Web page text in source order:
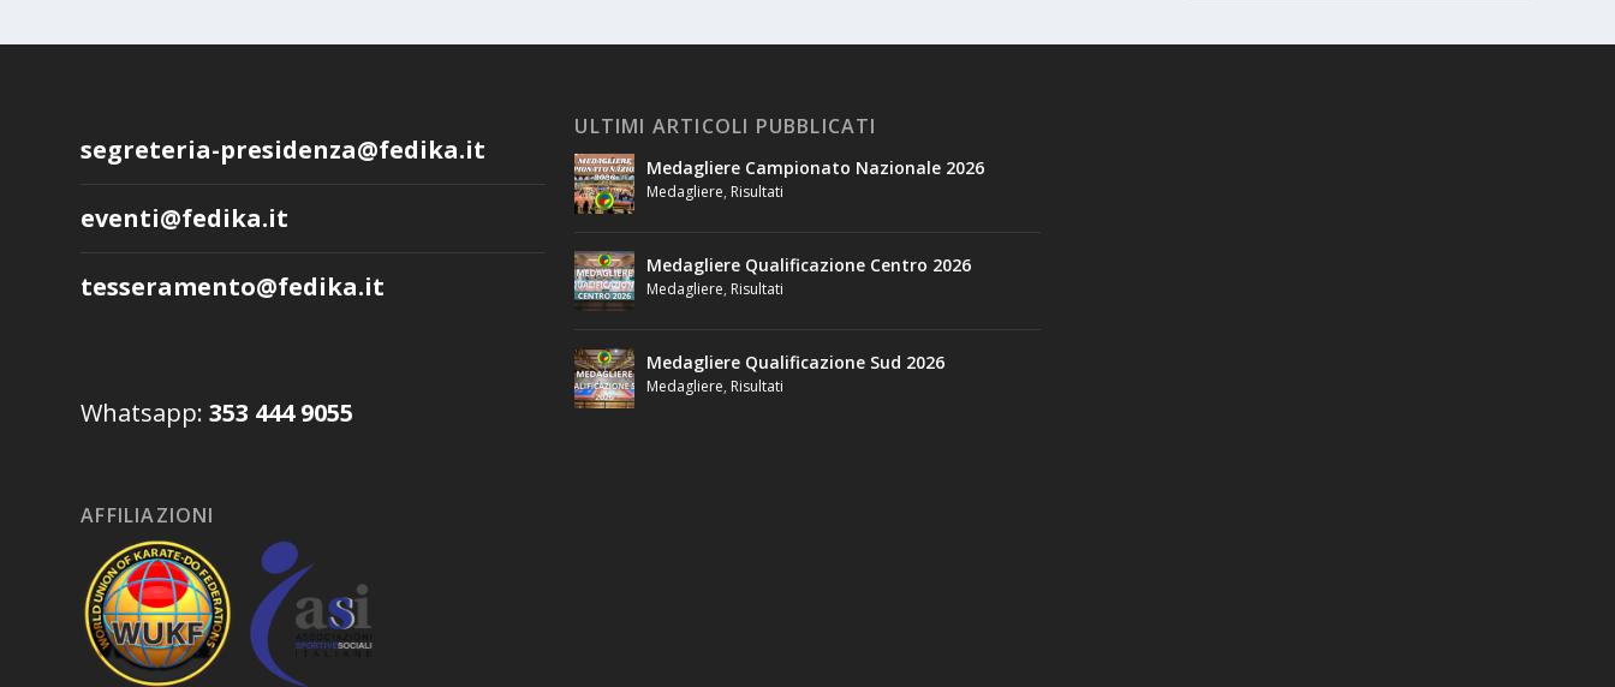
segreteria-presidenza@fedika.it
eventi@fedika.it
tesseramento@fedika.it
Whatsapp:353 444 9055
AFFILIAZIONI
ULTIMI ARTICOLI PUBBLICATI
Medagliere Campionato Nazionale 2026
Medagliere, Risultati
Medagliere Qualificazione Centro 2026
Medagliere, Risultati
Medagliere Qualificazione Sud 2026
Medagliere, Risultati